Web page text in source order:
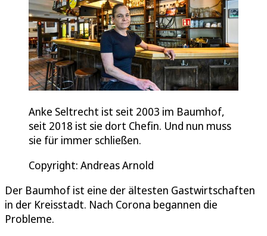
Anke Seltrecht ist seit 2003 im Baumhof,
seit 2018 ist sie dort Chefin. Und nun muss
sie für immer schließen.
Copyright: Andreas Arnold
Der Baumhof ist eine der ältesten Gastwirtschaften
in der Kreisstadt. Nach Corona begannen die
Probleme.